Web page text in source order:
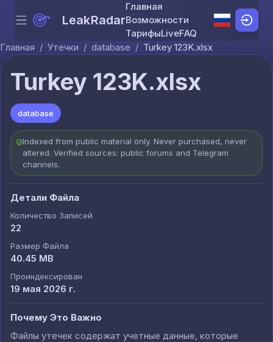
Skip to content
Menu LeakRadar
Главная
Возможности
ТарифыLiveFAQ
Главная / Утечки / database / Turkey 123K.xlsx
Turkey 123K.xlsx
database
Indexed from public material only. Never purchased, never
altered. Verified sources: public forums and Telegram
channels.
Детали Файла
Количество Записей
22
Размер Файла
40.45 MB
Проиндексирован
19 мая 2026 г.
Почему Это Важно
Файлы утечек содержат учетные данные, которые